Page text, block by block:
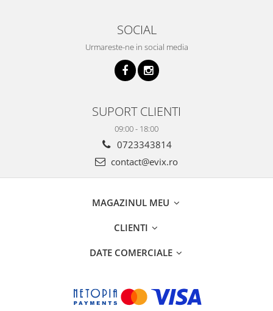
SOCIAL
Urmareste-ne in social media
SUPORT CLIENTI
09:00 - 18:00
0723343814
contact@evix.ro
MAGAZINUL MEU
CLIENTI
DATE COMERCIALE